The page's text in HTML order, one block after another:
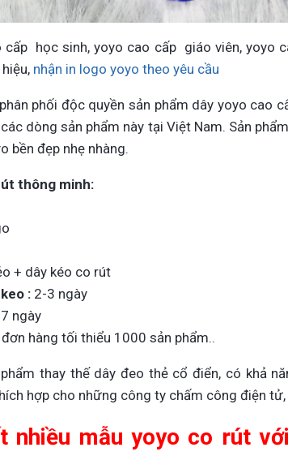
cấp học sinh, yoyo cao cấp giáo viên, yoyo
nhận in logo yoyo theo yêu cầu
phối độc quyền sản phẩm dây yoyo cao
dòng sản phẩm này tại Việt Nam. Sản
bền đẹp nhẹ nhàng.
thông minh:
+ dây kéo co rút
: 2-3 ngày
ngày
hàng tối thiểu 1000 sản phẩm..
thay thế dây đeo thẻ cổ điển, có khả
hợp cho những công ty chấm công điện
nhiều mẫu yoyo co rút